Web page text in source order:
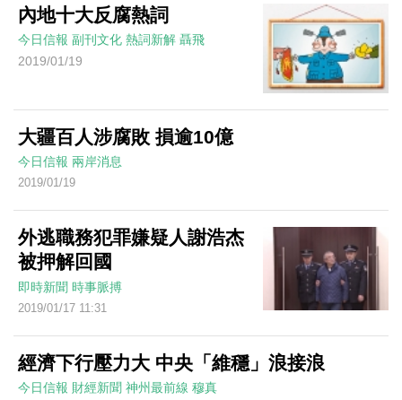
內地十大反腐熱詞
今日信報 副刊文化 熱詞新解 聶飛
2019/01/19
大疆百人涉腐敗 損逾10億
今日信報 兩岸消息
2019/01/19
外逃職務犯罪嫌疑人謝浩杰
被押解回國
即時新聞 時事脈搏
2019/01/17 11:31
經濟下行壓力大 中央「維穩」浪接浪
今日信報 財經新聞 神州最前線 穆真